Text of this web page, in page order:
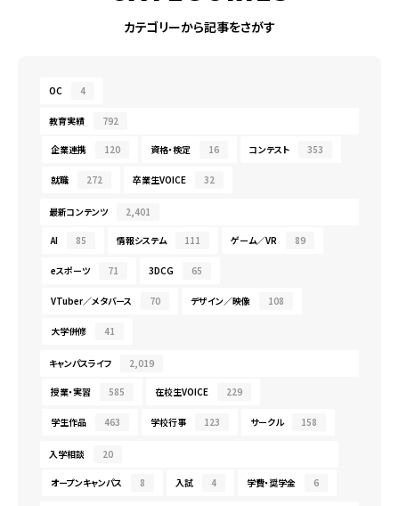
カテゴリーから記事をさがす
OC 4
教育実績 792
企業連携 120 資格・検定 16 コンテスト 353
就職 272 卒業生VOICE 32
最新コンテンツ 2,401
AI 85 情報システム 111 ゲーム／VR 89
eスポーツ 71 3DCG 65
VTuber／メタバース 70 デザイン／映像 108
大学併修 41
キャンパスライフ 2,019
授業・実習 585 在校生VOICE 229
学生作品 463 学校行事 123 サークル 158
入学相談 20
オープンキャンパス 8 入試 4 学費・奨学金 6